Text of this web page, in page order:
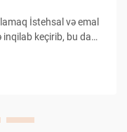
İstehsal və emal
inqilab keçirib, bu da